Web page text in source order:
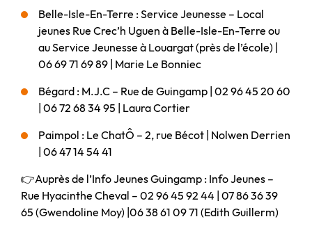
Belle-Isle-En-Terre : Service Jeunesse – Local
jeunes Rue Crec’h Uguen à Belle-Isle-En-Terre ou
au Service Jeunesse à Louargat (près de l’école) |
06 69 71 69 89 | Marie Le Bonniec
Bégard : M.J.C – Rue de Guingamp | 02 96 45 20 60
| 06 72 68 34 95 | Laura Cortier
Paimpol : Le ChatÔ – 2, rue Bécot | Nolwen Derrien
| 06 47 14 54 41
👉Auprès de l’Info Jeunes Guingamp : Info Jeunes –
Rue Hyacinthe Cheval – 02 96 45 92 44 | 07 86 36 39
65 (Gwendoline Moy) |06 38 61 09 71 (Edith Guillerm)